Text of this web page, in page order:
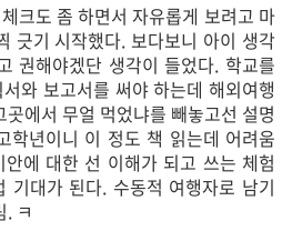
크도 좀 하면서 자유롭게 보려고 마
긋기 시작했다. 보다보니 아이 생각
권해야겠단 생각이 들었다. 학교를
와 보고서를 써야 하는데 해외여행
에서 무얼 먹었냐를 빼놓고선 설명
학년이니 이 정도 책 읽는데 어려움
에 대한 선 이해가 되고 쓰는 체험
기대가 된다. 수동적 여행자로 남기
ㅋ